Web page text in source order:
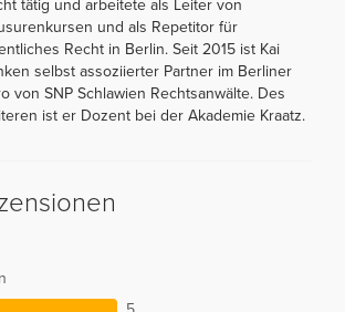
tätig und arbeitete als Leiter von
und als Repetitor für
Recht in Berlin. Seit 2015 ist Kai
selbst assoziierter Partner im Berliner
von SNP Schlawien Rechtsanwälte. Des
ist er Dozent bei der Akademie Kraatz.